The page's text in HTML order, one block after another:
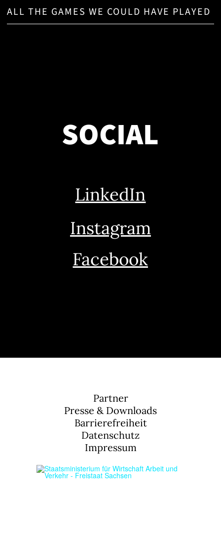
ALL THE GAMES WE COULD HAVE PLAYED
SOCIAL
LinkedIn
Instagram
Facebook
Partner
Presse & Downloads
Barrierefreiheit
Datenschutz
Impressum